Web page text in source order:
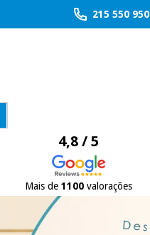
215 550 950
4,8 / 5
Mais de 1100valorações